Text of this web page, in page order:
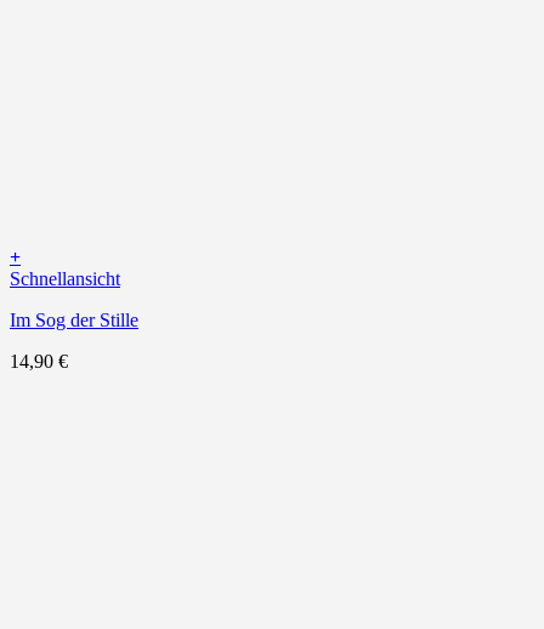
+
Schnellansicht
Im Sog der Stille
14,90 €